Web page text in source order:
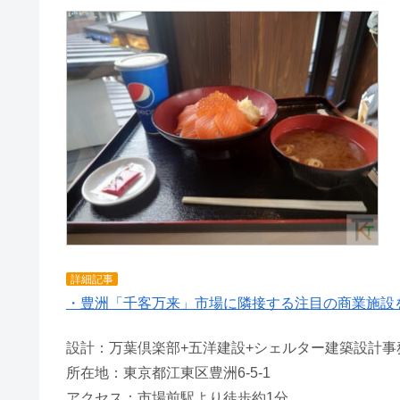
詳細記事
・豊洲「千客万来」市場に隣接する注目の商業施設
設計：万葉倶楽部+五洋建設+シェルター建築設計事
所在地：東京都江東区豊洲6-5-1